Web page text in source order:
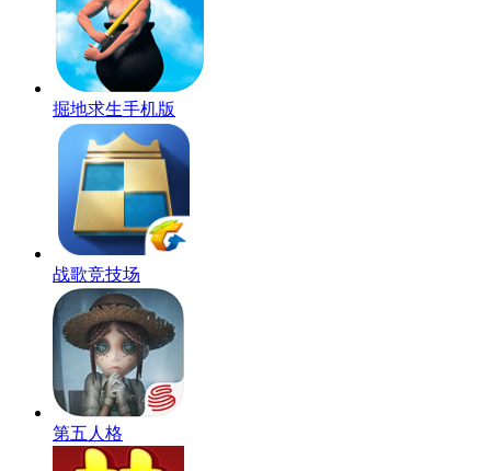
掘地求生手机版
战歌竞技场
第五人格